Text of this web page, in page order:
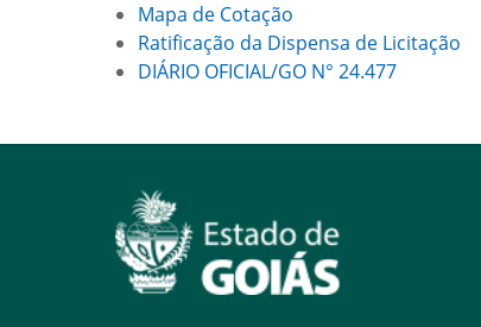
Mapa de Cotação
Ratificação da Dispensa de Licitação
DIÁRIO OFICIAL/GO N° 24.477